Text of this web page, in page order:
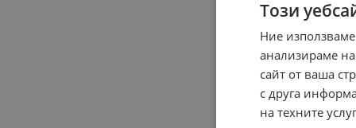
7.06
Този
Ние
анализираме
сайт от ваша
с друга
на техните